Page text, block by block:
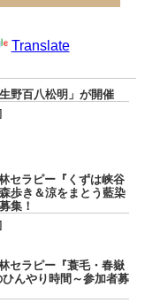
Translate
野百八松明」が開催
セラピー『くずは峡谷
歩き＆涼をまとう藍染
集！
セラピー『蓑毛・春嶽
んやり時間～参加者募